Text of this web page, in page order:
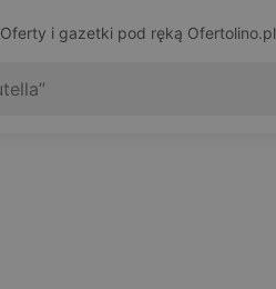
Oferty i gazetki pod ręką Ofertolino.pl